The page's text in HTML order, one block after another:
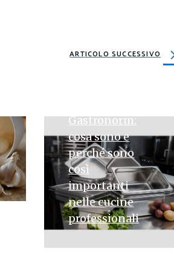
ARTICOLO SUCCESSIVO
Gastronorm:
cosa sono e
perché sono
così
importanti
nelle cucine
professionali